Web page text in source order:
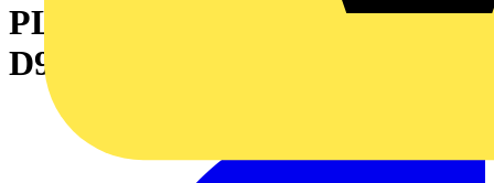
PLOMBERINGSKÅPA LA9-
D901